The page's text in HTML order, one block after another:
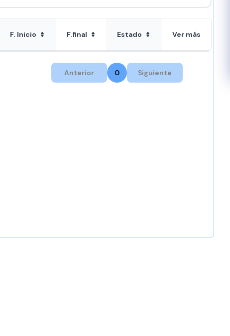
F. Inicio F.final Estado Ver más
Anterior 0 Siguiente